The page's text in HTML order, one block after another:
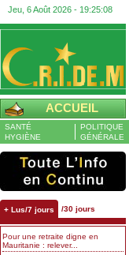
Jeu, 6 Août 2026 - 19:25:09
ACCUEIL
SANTÉ
HYGIÈNE
POLITIQUE
GÉNÉRALE
+ Lus/7 jours /30 jours
Pour une retraite digne en
Mauritanie : relever...